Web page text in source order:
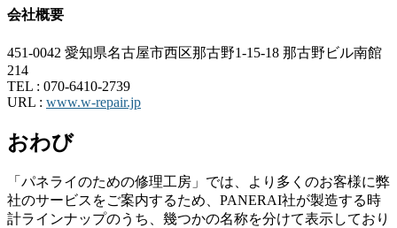
会社概要
451-0042 愛知県名古屋市西区那古野1-15-18 那古野ビル南館
214
TEL : 070-6410-2739
URL : www.w-repair.jp
おわび
「パネライのための修理工房」では、より多くのお客様に弊
社のサービスをご案内するため、PANERAI社が製造する時
計ラインナップのうち、幾つかの名称を分けて表示しており